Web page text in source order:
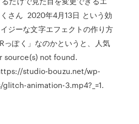
さん 2020年4月13日 という効
ジーな文字エフェクトの作り方
っぽく」なのかというと、人気
source(s) not found.
studio-bouzu.net/wp-
animation-3.mp4?_=1.